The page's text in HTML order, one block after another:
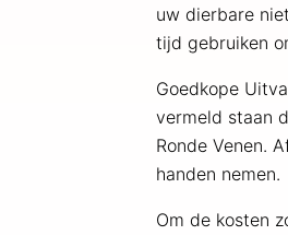
uw dierbare
tijd gebruiken
Goedkope
vermeld staan
Ronde Venen.
handen nemen.
Om de kosten